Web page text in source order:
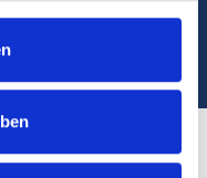
idealer Partner